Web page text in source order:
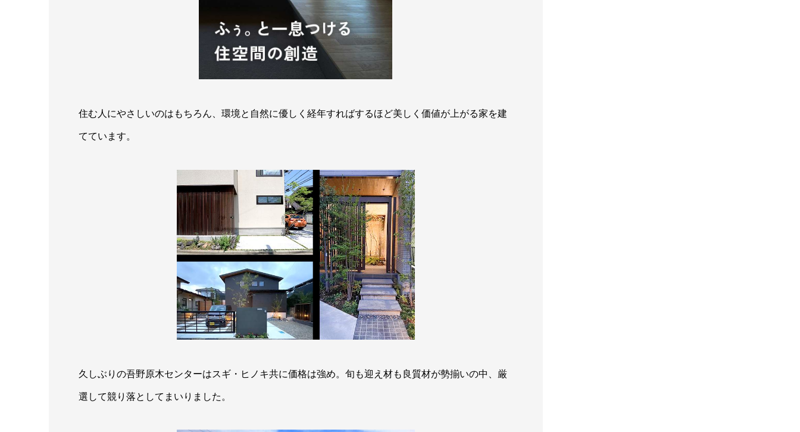
住む人にやさしいのはもちろん、環境と自然に優しく経年すればするほど美しく価値が上がる家を建
てています。
久しぶりの吾野原木センターはスギ・ヒノキ共に価格は強め。旬も迎え材も良質材が勢揃いの中、厳
選して競り落としてまいりました。